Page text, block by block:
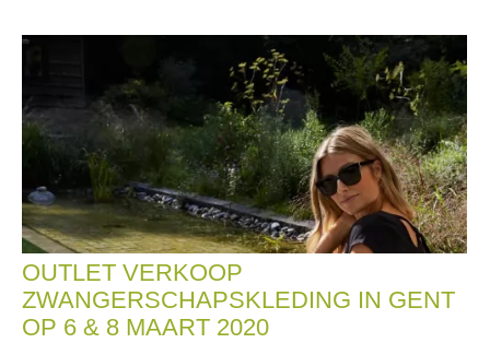
OUTLET VERKOOP
ZWANGERSCHAPSKLEDING IN GENT
OP 6 & 8 MAART 2020